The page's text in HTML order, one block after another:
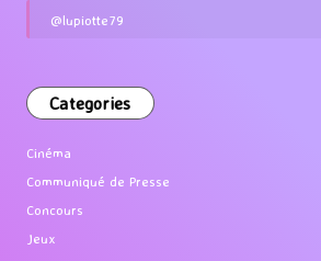
@lupiotte79
Categories
Cinéma
Communiqué de Presse
Concours
Jeux